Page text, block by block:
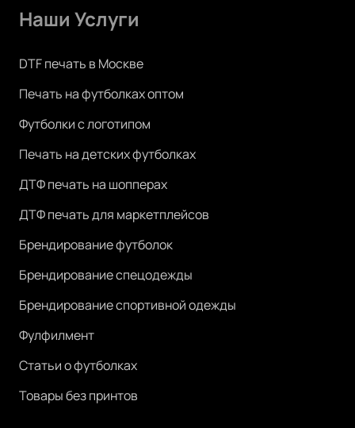
Наши Услуги
DTF печать в Москве
Печать на футболках оптом
Футболки с логотипом
Печать на детских футболках
ДТФ печать на шопперах
ДТФ печать для маркетплейсов
Брендирование футболок
Брендирование спецодежды
Брендирование спортивной одежды
Фулфилмент
Статьи о футболках
Товары без принтов